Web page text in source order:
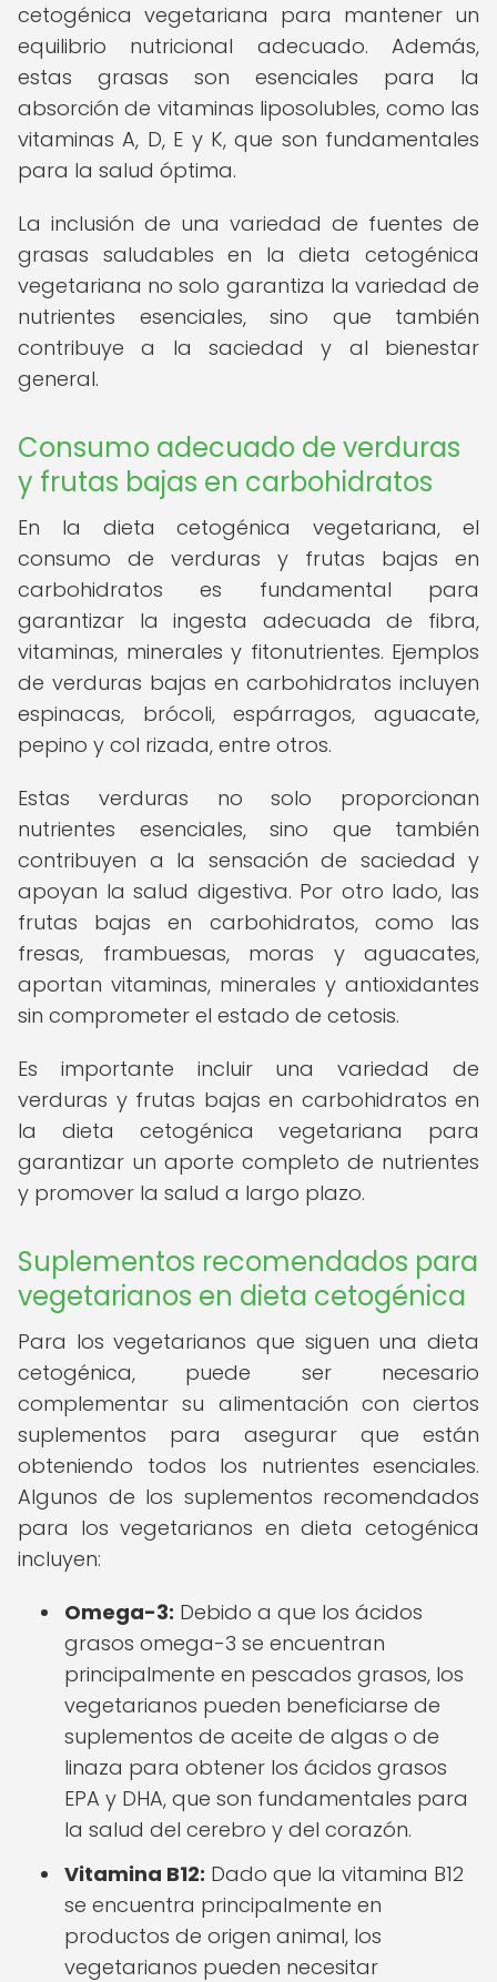
cetogénica vegetariana para mantener un
equilibrio nutricional adecuado. Además,
estas grasas son esenciales para la
absorción de vitaminas liposolubles, como las
vitaminas A, D, E y K, que son fundamentales
para la salud óptima.
La inclusión de una variedad de fuentes de
grasas saludables en la dieta cetogénica
vegetariana no solo garantiza la variedad de
nutrientes esenciales, sino que también
contribuye a la saciedad y al bienestar
general.
Consumo adecuado de verduras
y frutas bajas en carbohidratos
En la dieta cetogénica vegetariana, el
consumo de verduras y frutas bajas en
carbohidratos es fundamental para
garantizar la ingesta adecuada de fibra,
vitaminas, minerales y fitonutrientes. Ejemplos
de verduras bajas en carbohidratos incluyen
espinacas, brócoli, espárragos, aguacate,
pepino y col rizada, entre otros.
Estas verduras no solo proporcionan
nutrientes esenciales, sino que también
contribuyen a la sensación de saciedad y
apoyan la salud digestiva. Por otro lado, las
frutas bajas en carbohidratos, como las
fresas, frambuesas, moras y aguacates,
aportan vitaminas, minerales y antioxidantes
sin comprometer el estado de cetosis.
Es importante incluir una variedad de
verduras y frutas bajas en carbohidratos en
la dieta cetogénica vegetariana para
garantizar un aporte completo de nutrientes
y promover la salud a largo plazo.
Suplementos recomendados para
vegetarianos en dieta cetogénica
Para los vegetarianos que siguen una dieta
cetogénica, puede ser necesario
complementar su alimentación con ciertos
suplementos para asegurar que están
obteniendo todos los nutrientes esenciales.
Algunos de los suplementos recomendados
para los vegetarianos en dieta cetogénica
incluyen:
Omega-3: Debido a que los ácidos
grasos omega-3 se encuentran
principalmente en pescados grasos, los
vegetarianos pueden beneficiarse de
suplementos de aceite de algas o de
linaza para obtener los ácidos grasos
EPA y DHA, que son fundamentales para
la salud del cerebro y del corazón.
Vitamina B12: Dado que la vitamina B12
se encuentra principalmente en
productos de origen animal, los
vegetarianos pueden necesitar